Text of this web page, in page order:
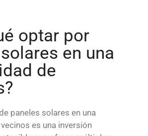
optar por
en una
de
paneles solares en una
es una inversión